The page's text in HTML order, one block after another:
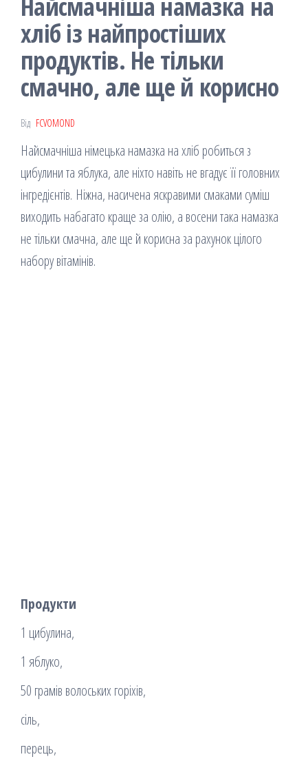
Найсмачніша намазка на
хліб із найпростіших
продуктів. Не тільки
смачно, але ще й корисно
Від FCVOMOND
Найсмачніша німецька намазка на хліб робиться з
цибулини та яблука, але ніхто навіть не вгадує її головних
інгредієнтів. Ніжна, насичена яскравими смаками суміш
виходить набагато краще за олію, а восени така намазка
не тільки смачна, але ще й корисна за рахунок цілого
набору вітамінів.
Продукти
1 цибулина,
1 яблуко,
50 грамів волоських горіхів,
сіль,
перець,